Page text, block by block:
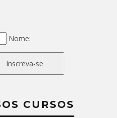
Nome:
Inscreva-se
CURSOS